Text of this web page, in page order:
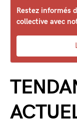
Restez informés
collective avec